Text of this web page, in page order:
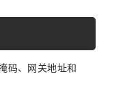
码、网关地址和